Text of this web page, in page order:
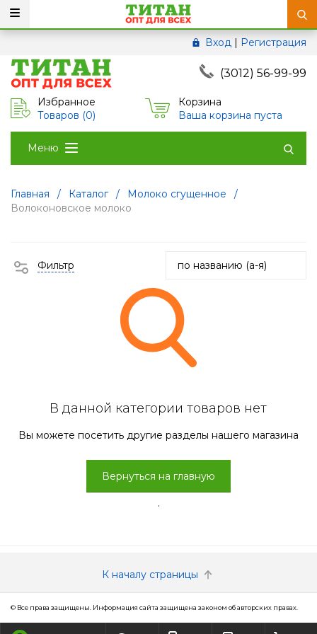
Вход | Регистрация
(3012) 56-99-99
Избранное
Товаров (0)
Корзина
Ваша корзина пуста
Меню
Главная / Каталог / Молоко сгущенное
/
Волоконовское молоко
Фильтр
В данной категории товаров нет
Вы можете посетить другие разделы нашего магазина
Вернуться на главную
.
К началу страницы
© Все права защищены. Информация сайта защищена законом об авторских правах.